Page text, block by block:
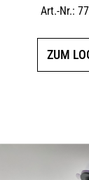
Art.-Nr.:
ZUM